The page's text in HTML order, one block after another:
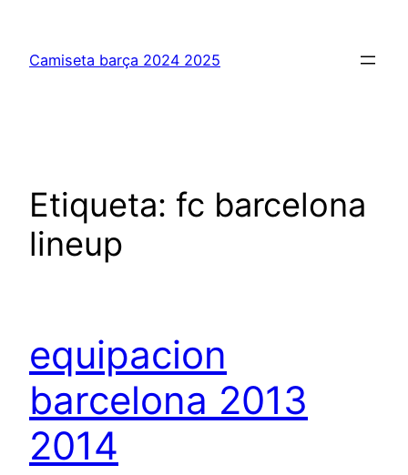
contenido
Camiseta barça 2024 2025
Etiqueta: fc barcelona
lineup
equipacion
barcelona 2013
2014